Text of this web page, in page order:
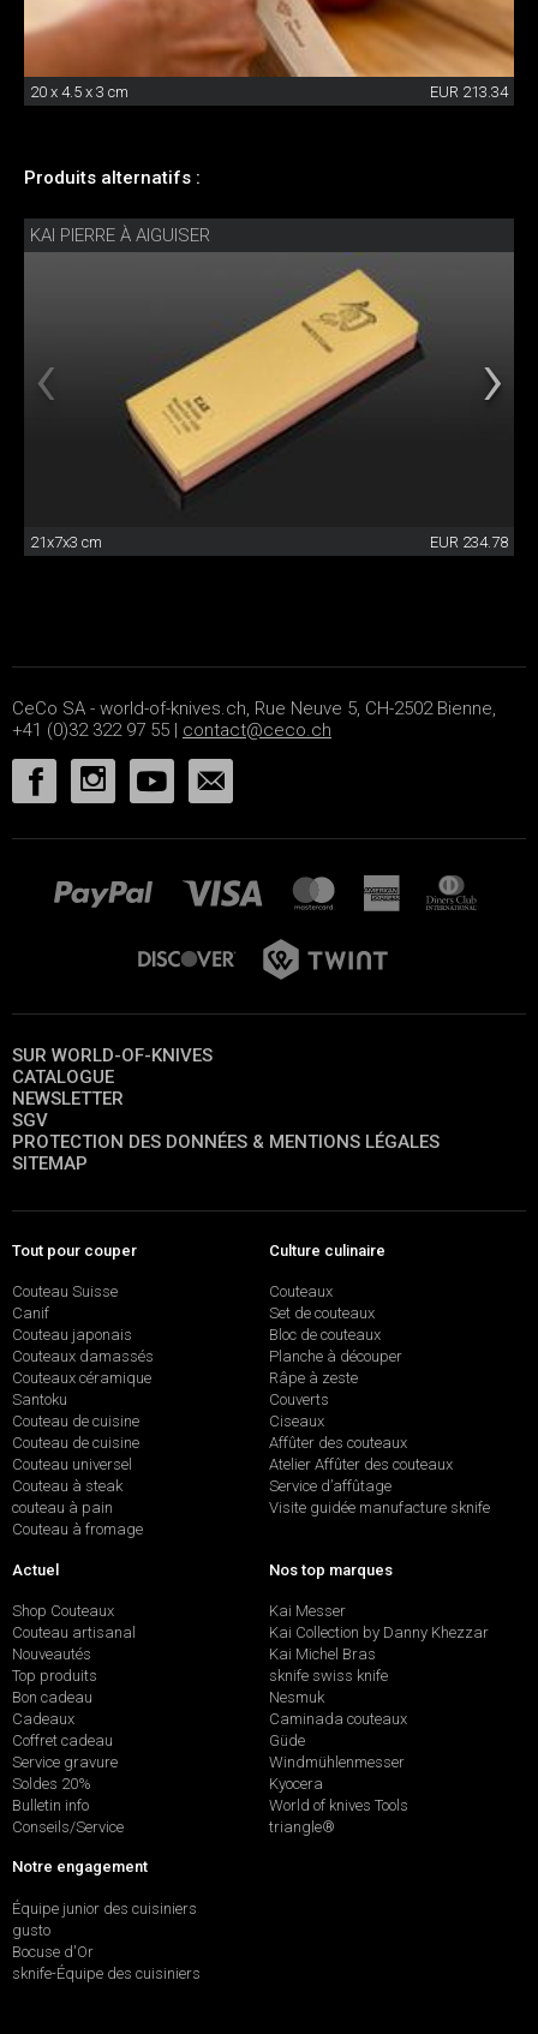
20 x 4.5 x 3 cm EUR 213.34
Produits alternatifs :
KAI PIERRE À AIGUISER
21x7x3 cm EUR 234.78
CeCo SA - world-of-knives.ch, Rue Neuve 5, CH-2502 Bienne,
+41 (0)32 322 97 55 | contact@ceco.ch
SUR WORLD-OF-KNIVES
CATALOGUE
NEWSLETTER
SGV
PROTECTION DES DONNÉES & MENTIONS LÉGALES
SITEMAP
Tout pour couper
Couteau Suisse
Canif
Couteau japonais
Couteaux damassés
Couteaux céramique
Santoku
Couteau de cuisine
Couteau de cuisine
Couteau universel
Couteau à steak
couteau à pain
Couteau à fromage
Culture culinaire
Couteaux
Set de couteaux
Bloc de couteaux
Planche à découper
Râpe à zeste
Couverts
Ciseaux
Affûter des couteaux
Atelier Affûter des couteaux
Service d’affûtage
Visite guidée manufacture sknife
Actuel
Shop Couteaux
Couteau artisanal
Nouveautés
Top produits
Bon cadeau
Cadeaux
Coffret cadeau
Service gravure
Soldes 20%
Bulletin info
Conseils/Service
Nos top marques
Kai Messer
Kai Collection by Danny Khezzar
Kai Michel Bras
sknife swiss knife
Nesmuk
Caminada couteaux
Güde
Windmühlenmesser
Kyocera
World of knives Tools
triangle®
Notre engagement
Équipe junior des cuisiniers
gusto
Bocuse d'Or
sknife-Équipe des cuisiniers